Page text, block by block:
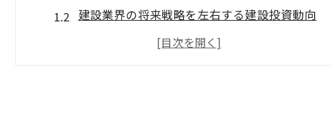
建設業界の将来戦略を左右する建設投資動向
中長期視点で読み解く建設投資見通しの重要性